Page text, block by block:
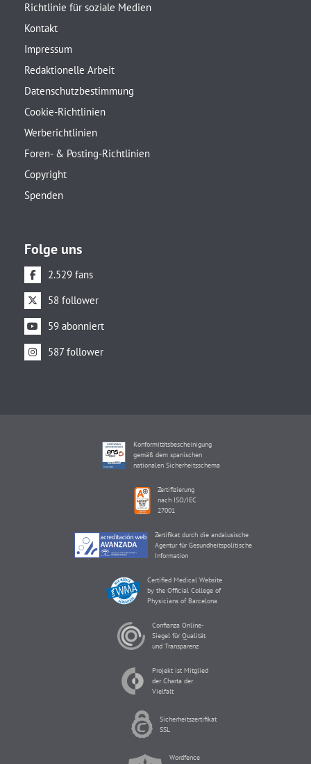
Richtlinie für soziale Medien
Kontakt
Impressum
Redaktionelle Arbeit
Datenschutzbestimmung
Cookie-Richtlinien
Werberichtlinien
Foren- & Posting-Richtlinien
Copyright
Spenden
Folge uns
2.529 fans
58 follower
59 abonniert
587 follower
Konformitätsbescheinigung
gemäß dem spanischen
nationalen Sicherheitsschema
Zertifizierung
nach ISO/IEC
27001
Zertifikat durch die andalusische
Agentur für Gesundheitspolitische
Information
Certified Medical Website
by the Official College of
Physicians of Barcelona
Confianza Online-
Siegel für Qualität
und Transparenz
Projekt ist Mitglied
der Charta der
Vielfalt
Sicherheitszertifikat
SSL
Wordfence